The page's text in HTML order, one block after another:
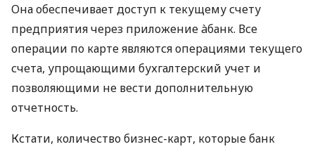
Она обеспечивает доступ к текущему счету
предприятия через приложение àбанк. Все
операции по карте являются операциями текущего
счета, упрощающими бухгалтерский учет и
позволяющими не вести дополнительную
отчетность.
Кстати, количество бизнес-карт, которые банк